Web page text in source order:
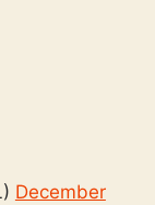
December